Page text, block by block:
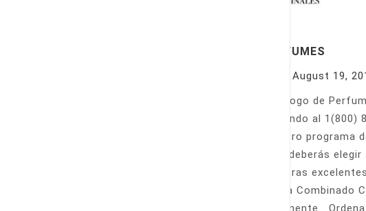
PERFUMES
August 19,
Catálogo de
llamando al
nuestro programa
Sólo deberás
nuestras
Venta Combinado
fácilmente